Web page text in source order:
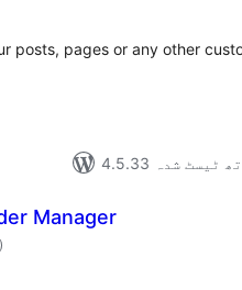
posts, pages or any other
ساتھ ٹیسٹ شدہ
Manager
مجموعی
درجہ
)